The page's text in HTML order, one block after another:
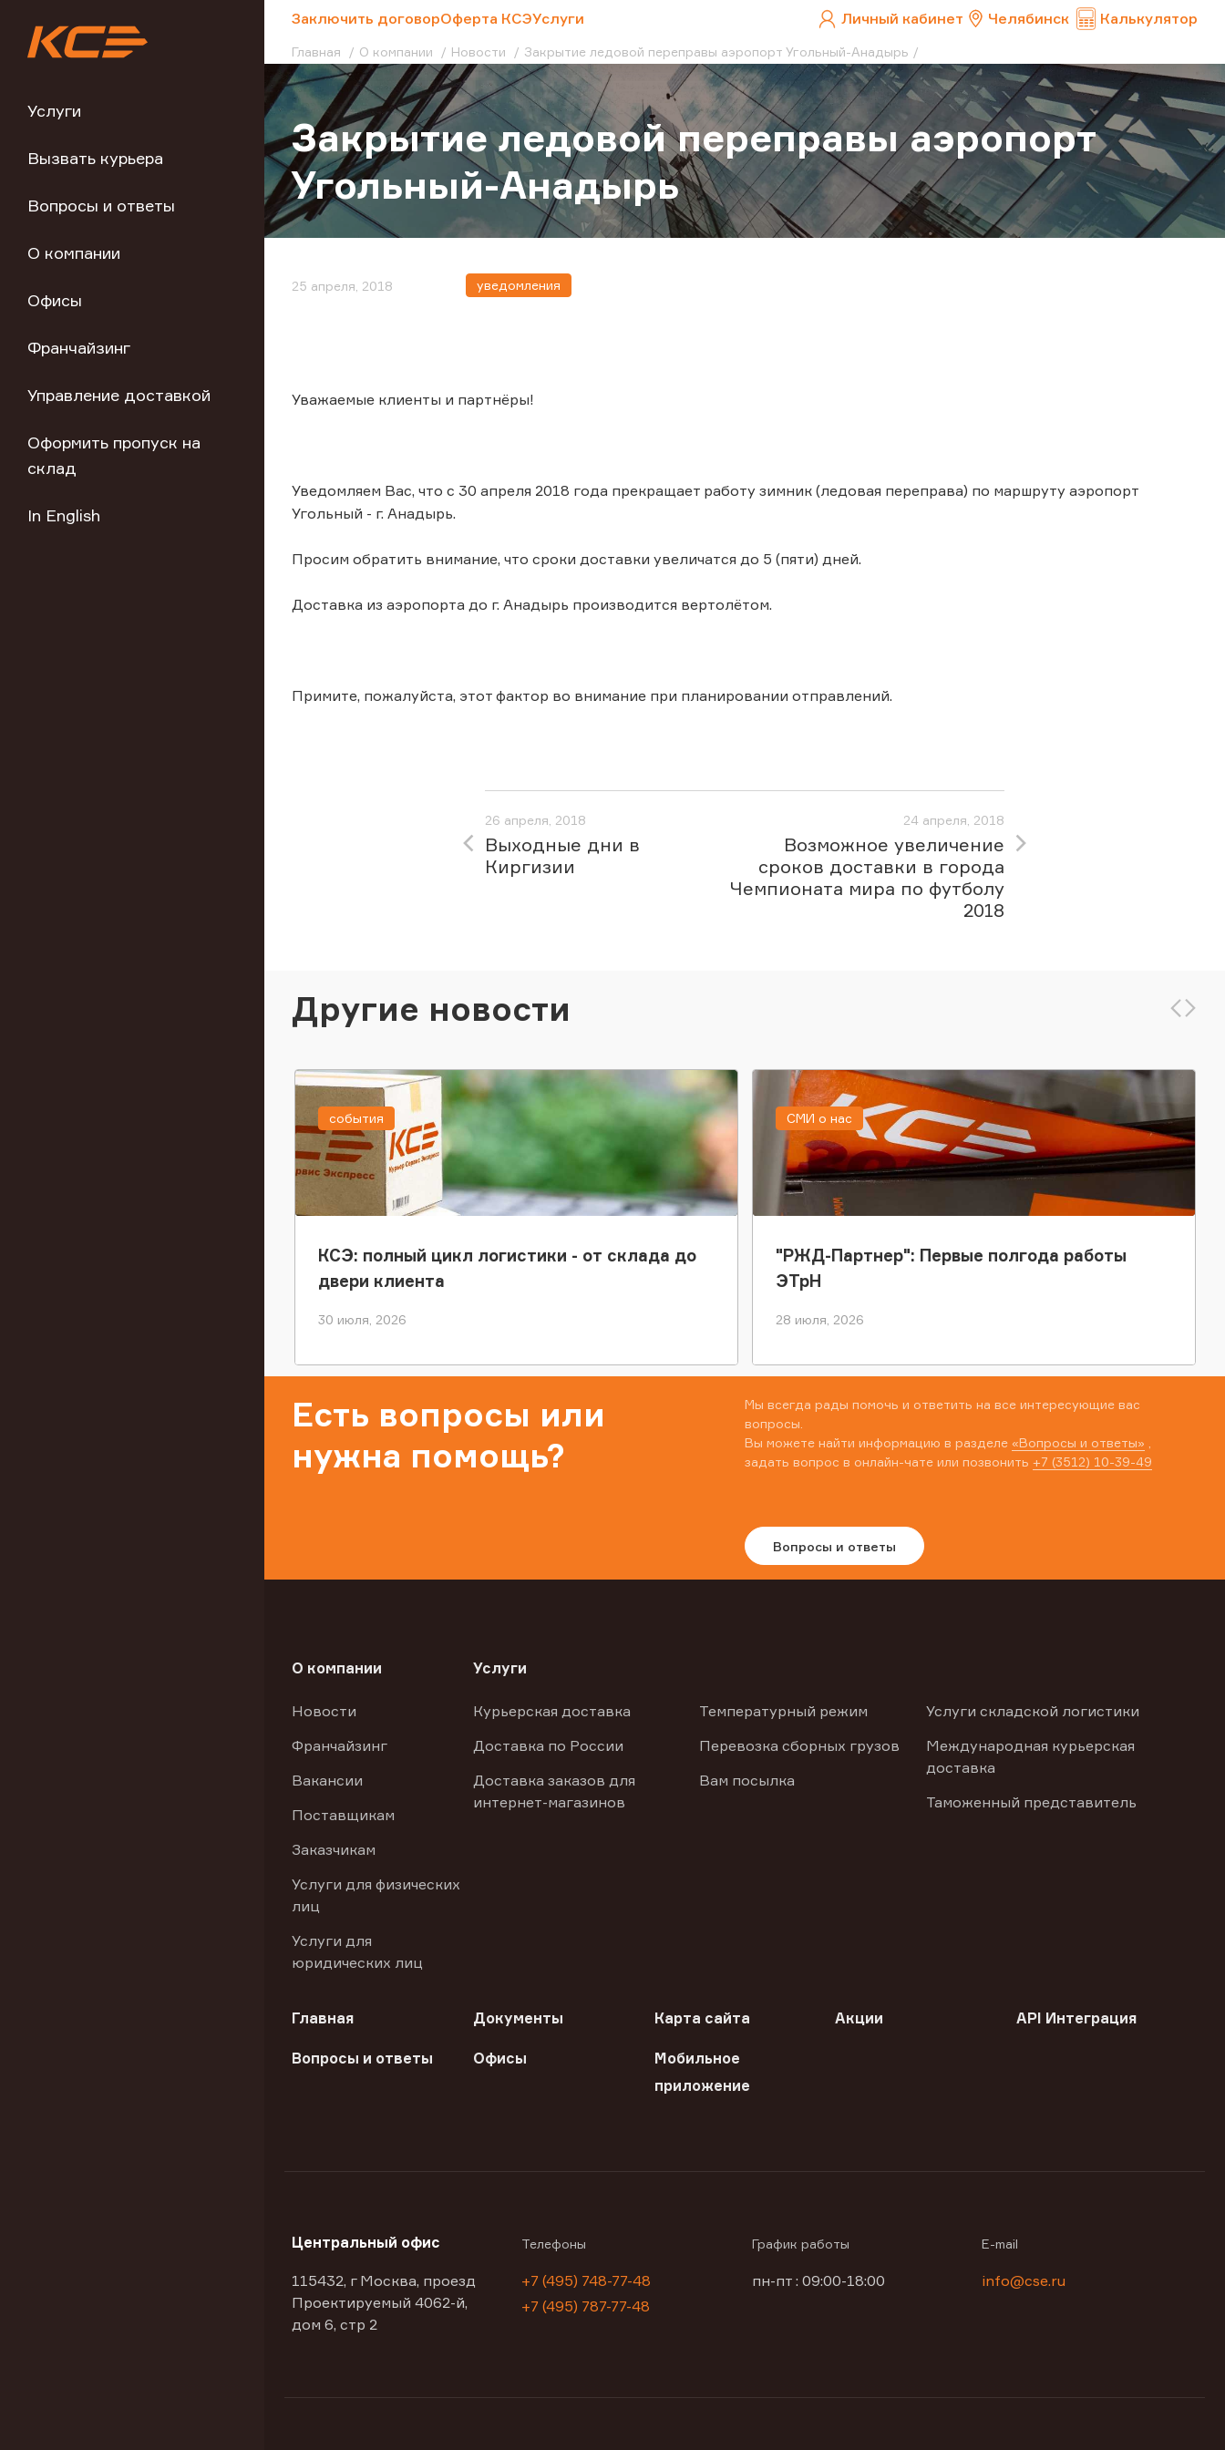
Услуги
Вызвать курьера
Вопросы и ответы
О компании
Офисы
Франчайзинг
Управление доставкой
Оформить пропуск на
склад
In English
Заключить договорОферта КСЭУслуги Личный кабинет Челябинск Калькулятор
Главная О компании Новости Закрытие ледовой переправы аэропорт Угольный-Анадырь
Закрытие ледовой переправы аэропорт
Угольный-Анадырь
25 апреля, 2018 уведомления
Уважаемые клиенты и партнёры!
Уведомляем Вас, что с 30 апреля 2018 года прекращает работу зимник (ледовая переправа) по маршруту аэропорт
Угольный - г. Анадырь.
Просим обратить внимание, что сроки доставки увеличатся до 5 (пяти) дней.
Доставка из аэропорта до г. Анадырь производится вертолётом.
Примите, пожалуйста, этот фактор во внимание при планировании отправлений.
26 апреля, 2018
Выходные дни в
Киргизии
24 апреля, 2018
Возможное увеличение
сроков доставки в города
Чемпионата мира по футболу
2018
Другие новости
КСЭ: полный цикл логистики - от склада до
двери клиента
30 июля, 2026
события
"РЖД-Партнер": Первые полгода работы
ЭТрН
28 июля, 2026
СМИ о нас
Есть вопросы или
нужна помощь?
Мы всегда рады помочь и ответить на все интересующие вас
вопросы.
Вы можете найти информацию в разделе «Вопросы и ответы»
задать вопрос в онлайн-чате или позвонить +7 (3512) 10-39-49
Вопросы и ответы
О компании
Новости
Франчайзинг
Вакансии
Поставщикам
Заказчикам
Услуги для физических
лиц
Услуги для
юридических лиц
Услуги
Курьерская доставка
Доставка по России
Доставка заказов для
интернет-магазинов
Температурный режим
Перевозка сборных грузов
Вам посылка
Услуги складской логистики
Международная курьерская
доставка
Таможенный представитель
Главная Документы Карта сайта Акции API Интеграция
Вопросы и ответы Офисы
Мобильное
приложение
Центральный офис
115432, г Москва, проезд
Проектируемый 4062-й,
дом 6, стр 2
Телефоны
+7 (495) 748-77-48
+7 (495) 787-77-48
График работы
пн-пт : 09:00-18:00
E-mail
info@cse.ru